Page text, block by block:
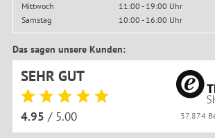
Mittwoch
11:00 - 19:00 Uhr
Samstag
10:00 - 16:00 Uhr
Das sagen unsere Kunden:
SEHR GUT
4.95 / 5.00 37.874